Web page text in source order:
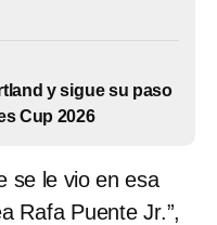
y sigue su paso
Cup 2026
se le vio en esa
Rafa Puente Jr.”,